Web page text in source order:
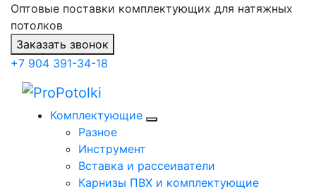
Оптовые поставки комплектующих для натяжных
потолков
Заказать звонок
+7 904 391-34-18
Комплектующие
Разное
Инструмент
Вставка и рассеиватели
Карнизы ПВХ и комплектующие